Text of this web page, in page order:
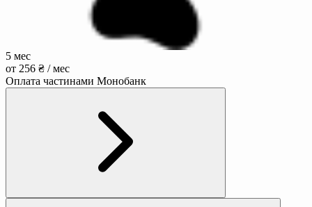
5 мес
от 256 ₴ / мес
Оплата частинами Монобанк